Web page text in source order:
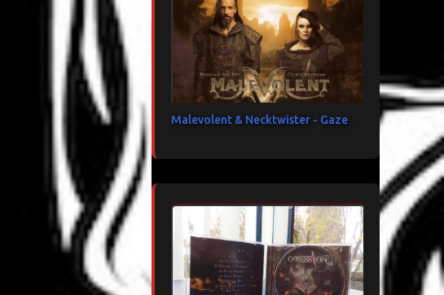
Malevolent & Necktwister - Gaze